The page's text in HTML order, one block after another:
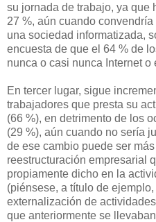
su jornada de trabajo, ya que
27 %, aún cuando
una sociedad informatizada,
encuesta de que el 64 % de
nunca o casi nunca Internet o
En tercer lugar, sigue
trabajadores que presta su
(66 %), en detrimento de los
(29 %), aún cuando no sería
de ese cambio puede ser
reestructuración empresarial
propiamente dicho en la
(piénsese, a título de
externalización de
que anteriormente se